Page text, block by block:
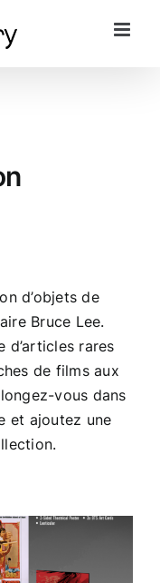
d’objets de
Bruce Lee.
d’articles rares
de films aux
vous dans
et ajoutez une